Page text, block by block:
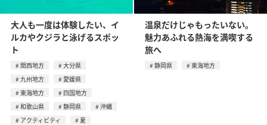
大人も一度は体験したい、イ
ルカやクジラと泳げるスポッ
ト
関西地方
大分県
九州地方
愛媛県
東海地方
四国地方
和歌山県
静岡県
沖縄
アクティビティ
夏
温泉だけじゃもったいない。
魅力あふれる熱海を満喫する
旅へ
静岡県 東海地方